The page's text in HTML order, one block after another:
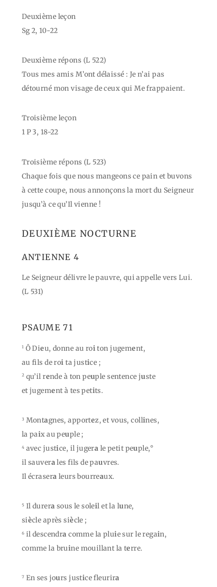
Deuxième leçon
Sg 2, 10-22
Deuxième répons (L 522)
Tous mes amis M’ont délaissé : Je n’ai pas
détourné mon visage de ceux qui Me frappaient.
Troisième leçon
1 P 3, 18-22
Troisième répons (L 523)
Chaque fois que nous mangeons ce pain et buvons
à cette coupe, nous annonçons la mort du Seigneur
jusqu’à ce qu’Il vienne !
DEUXIÈME NOCTURNE
ANTIENNE 4
Le Seigneur délivre le pauvre, qui appelle vers Lui.
(L 531)
PSAUME 71
1 Ô Dieu, donne au roiton jugement,
au fils de roi ta justice ;
2 qu’il rende à ton peuple sentence juste
et jugement à tes petits.
3 Montagnes, apportez, et vous, collines,
la paix au peuple ;
4 avec justice, il jugera le petit peuple,°
il sauverales fils de pauvres.
Il écrasera leurs bourreaux.
5 Il durera sous le soleil et la lune,
siècle après siècle ;
6 il descendra comme la pluie sur le regain,
comme la bruine mouillant la terre.
7 En ses jours justice fleurira